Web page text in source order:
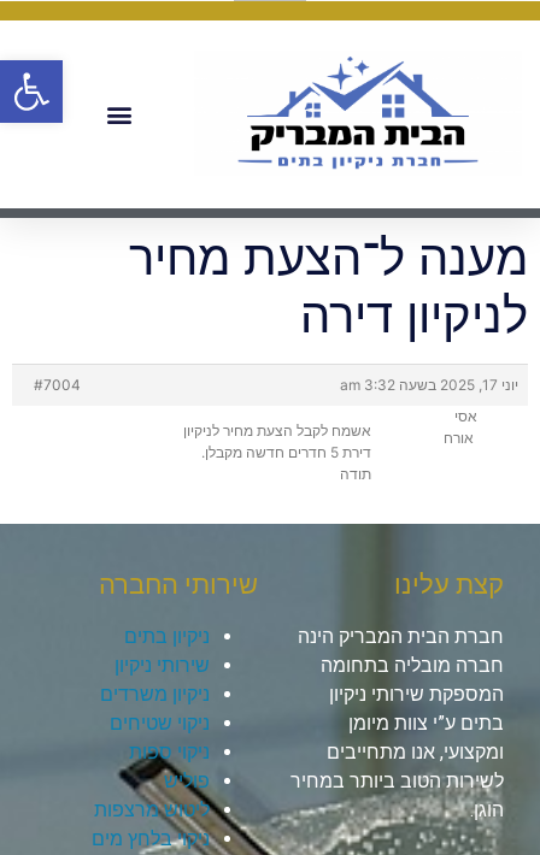
מענה ל־הצעת מחיר
לניקיון דירה
יוני 17, 2025 בשעה 3:32 am
#7004
אסי
אורח
אשמח לקבל הצעת מחיר לניקיון
דירת 5 חדרים חדשה מקבלן.
תודה
קצת עלינו
חברת הבית המבריק הינה
חברה מובליה בתחומה
המספקת שירותי ניקיון
בתים ע”י צוות מיומן
ומקצועי, אנו מתחייבים
לשירות הטוב ביותר במחיר
הוגן.
שירותי החברה
ניקיון בתים
שירותי ניקיון
ניקיון משרדים
ניקוי שטיחים
ניקוי ספות
פוליש
ליטוש מרצפות
ניקוי בלחץ מים